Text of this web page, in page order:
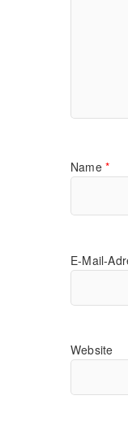
Name *
E-Mail-
Website